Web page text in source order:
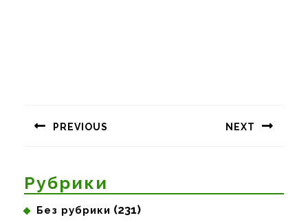
записям
PREVIOUS NEXT
Рубрики
Без рубрики (231)